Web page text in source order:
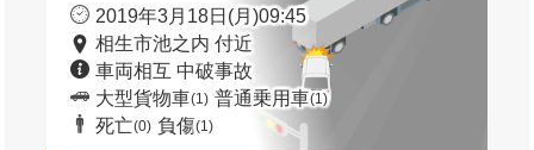
2019年3月18日(月)09:45
相生市池之内 付近
車両相互 中破事故
大型貨物車(1) 普通乗用車(1)
死亡(0) 負傷(1)